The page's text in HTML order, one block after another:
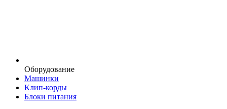
Оборудование
Машинки
Клип-корды
Блоки питания